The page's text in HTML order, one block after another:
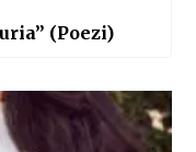
– “Dashuria” (Poezi)